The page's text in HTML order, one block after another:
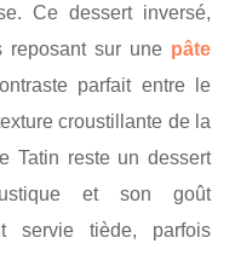
Ce dessert inversé,
reposant sur une pâte
parfait entre le
croustillante de la
Tatin reste un dessert
et son goût
servie tiède, parfois